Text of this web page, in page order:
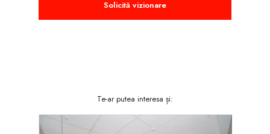
Solicită vizionare
Te-ar putea interesa și: